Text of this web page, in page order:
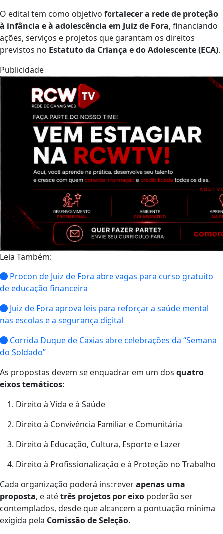
O edital tem como objetivo fortalecer a rede de proteção
à infância e à adolescência em Juiz de Fora, financiando
ações, serviços e projetos que garantam os direitos
previstos no Estatuto da Criança e do Adolescente (ECA).
Publicidade
Leia Também:
Procon de Juiz de Fora abre vagas para curso gratuito
de educação financeira
Juiz de Fora aprova leis para reforçar a saúde mental
nas escolas e a segurança digital
Corrida Duque de Caxias abre celebrações da “Semana
do Soldado”
As propostas devem se enquadrar em um dos quatro
eixos temáticos:
Direito à Vida e à Saúde
Direito à Convivência Familiar e Comunitária
Direito à Educação, Cultura, Esporte e Lazer
Direito à Profissionalização e à Proteção no Trabalho
Cada organização poderá inscreverapenas uma
proposta, e atétrês projetos por eixo poderão ser
contemplados, desde que alcancem a pontuação mínima
exigida pela Comissão de Seleção.